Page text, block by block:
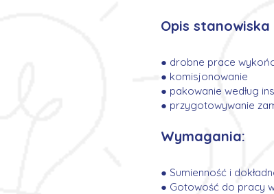
Opis
● drobne prace
● komisjonowanie
● pakowanie według
● przygotowywanie
Wymagania:
● Sumienność i
● Gotowość do pracy